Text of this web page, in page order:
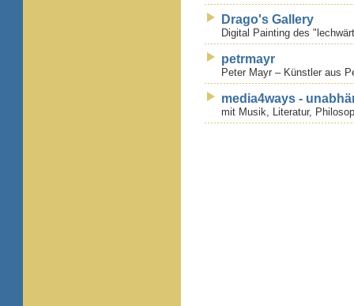
Drago's Gallery
Digital Painting des
petrmayr
Peter Mayr – Künstler aus
media4ways -
mit Musik, Literatur,